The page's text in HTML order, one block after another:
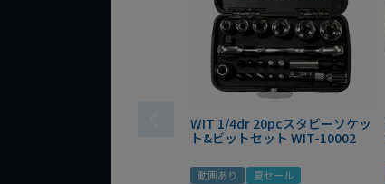
WIT 1/4dr 20pcスタビーソケッ
ト&ビットセット WIT-10002
動画あり 夏セール